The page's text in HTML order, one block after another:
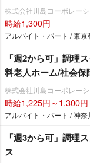
株式会社川島コーポレー
時給1,300円
アルバイト・パート / 東京
「週2から可」調理
料老人ホーム/社会保
株式会社川島コーポレー
時給1,225円～1,300円
アルバイト・パート / 神奈
「週3から可」調理
ス